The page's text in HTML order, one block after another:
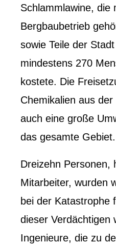
Schlammlawine, die
Bergbaubetrieb
sowie Teile der
mindestens 270
kostete. Die
Chemikalien aus
auch eine große
das gesamte Gebiet.
Dreizehn Personen,
Mitarbeiter, wurden
bei der Katastrophe
dieser Verdächtigen
Ingenieure, die zu